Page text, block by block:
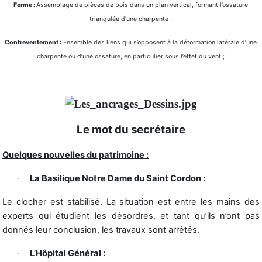
Ferme :Assemblage de pièces de bois dans un plan vertical, formant l’ossature
triangulée d’une charpente ;
Contreventement: Ensemble des liens qui s’opposent à la déformation latérale d’une
charpente ou d’une ossature, en particulier sous l’effet du vent ;
Le mot du secrétaire
Quelques nouvelles du patrimoine :
· La Basilique Notre Dame du Saint Cordon :
Le clocher est stabilisé. La situation est entre les mains des
experts qui étudient les désordres, et tant qu’ils n’ont pas
donnés leur conclusion, les travaux sont arrêtés.
· L’Hôpital Général :